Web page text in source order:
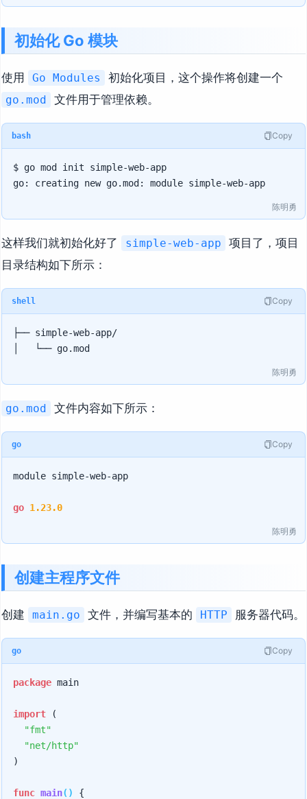
初始化 Go 模块
使用 Go Modules 初始化项目，这个操作将创建一个
go.mod 文件用于管理依赖。
bash Copy
$ go mod init simple-web-app
陈明勇
这样我们就初始化好了 simple-web-app
项目了，项目
目录结构如下所示：
shell Copy
├── simple-web-app/
陈明勇
go.mod 文件内容如下所示：
go Copy
module simple-web-app
go 1.23.0
陈明勇
创建主程序文件
创建 main.go 文件，并编写基本的 HTTP 服务器代码。
go Copy
package main
import (
"fmt"
"net/http"
)
func main()
{